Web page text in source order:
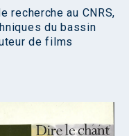
recherche au CNRS,
du bassin
de films